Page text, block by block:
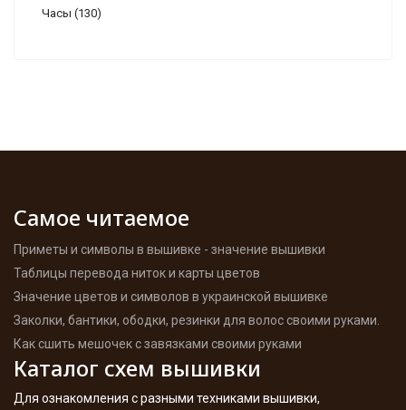
Часы (130)
Самое читаемое
Приметы и символы в вышивке - значение вышивки
Таблицы перевода ниток и карты цветов
Значение цветов и символов в украинской вышивке
Заколки, бантики, ободки, резинки для волос своими руками.
Как сшить мешочек с завязками своими руками
Каталог схем вышивки
Для ознакомления с разными техниками вышивки,